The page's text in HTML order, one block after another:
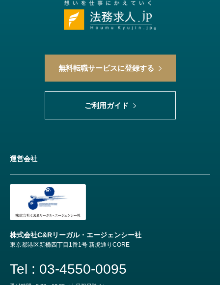
無料転職サービスに登録する
ご利用ガイド
運営会社
株式会社C&Rリーガル・エージェンシー社
東京都港区新橋四丁目1番1号 新虎通りCORE
Tel : 03-4550-0095